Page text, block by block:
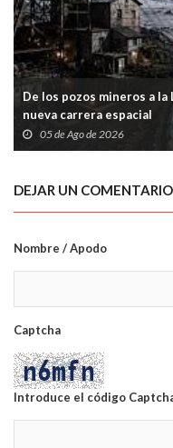
De los pozos mineros a
nueva carrera espacial
05 de Ago de 2026
DEJAR UN COMENTARIO
Nombre / Apodo
Captcha
Introduce el código